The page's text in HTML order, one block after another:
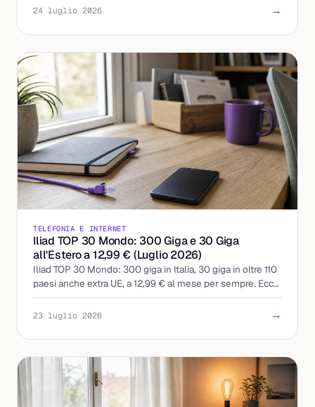
24 luglio 2026 →
TELEFONIA E INTERNET
Iliad TOP 30 Mondo: 300 Giga e 30 Giga
all'Estero a 12,99 € (Luglio 2026)
Iliad TOP 30 Mondo: 300 giga in Italia, 30 giga in oltre 110
paesi anche extra UE, a 12,99 € al mese per sempre. Ecco
cosa include e a chi conviene.
23 luglio 2026 →